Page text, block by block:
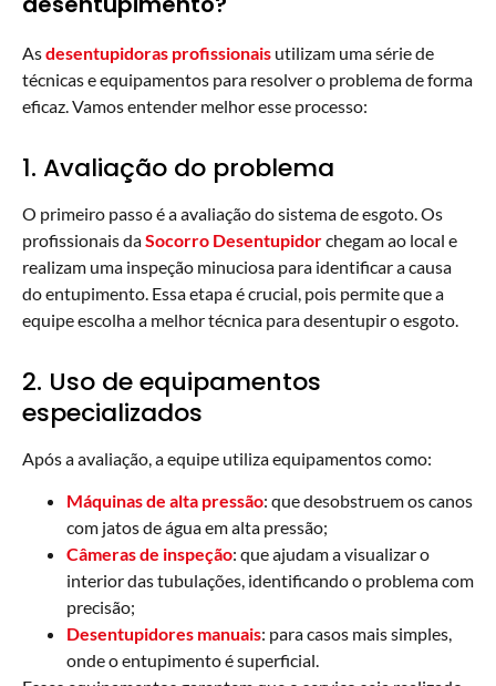
Asdesentupidoras profissionais utilizam uma série de
técnicas e equipamentos para resolver o problema de forma
eficaz. Vamos entender melhor esse processo:
1. Avaliação do problema
O primeiro passo é a avaliação do sistema de esgoto. Os
profissionais daSocorro Desentupidorchegam ao local e
realizam uma inspeção minuciosa para identificar a causa
do entupimento. Essa etapa é crucial, pois permite que a
equipe escolha a melhor técnica para desentupir o esgoto.
2. Uso de equipamentos
especializados
Após a avaliação, a equipe utiliza equipamentos como:
Máquinas de alta pressão: que desobstruem os canos
com jatos de água em alta pressão;
Câmeras de inspeção: que ajudam a visualizar o
interior das tubulações, identificando o problema com
precisão;
Desentupidores manuais: para casos mais simples,
onde o entupimento é superficial.